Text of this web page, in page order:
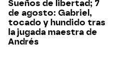
Sueños de libertad; 7
de agosto: Gabriel,
tocado y hundido tras
la jugada maestra de
Andrés